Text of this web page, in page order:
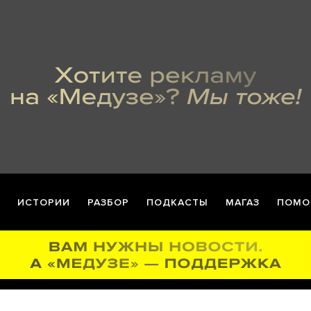
ИСТОРИИ РАЗБОР ПОДКАСТЫ МАГАЗ